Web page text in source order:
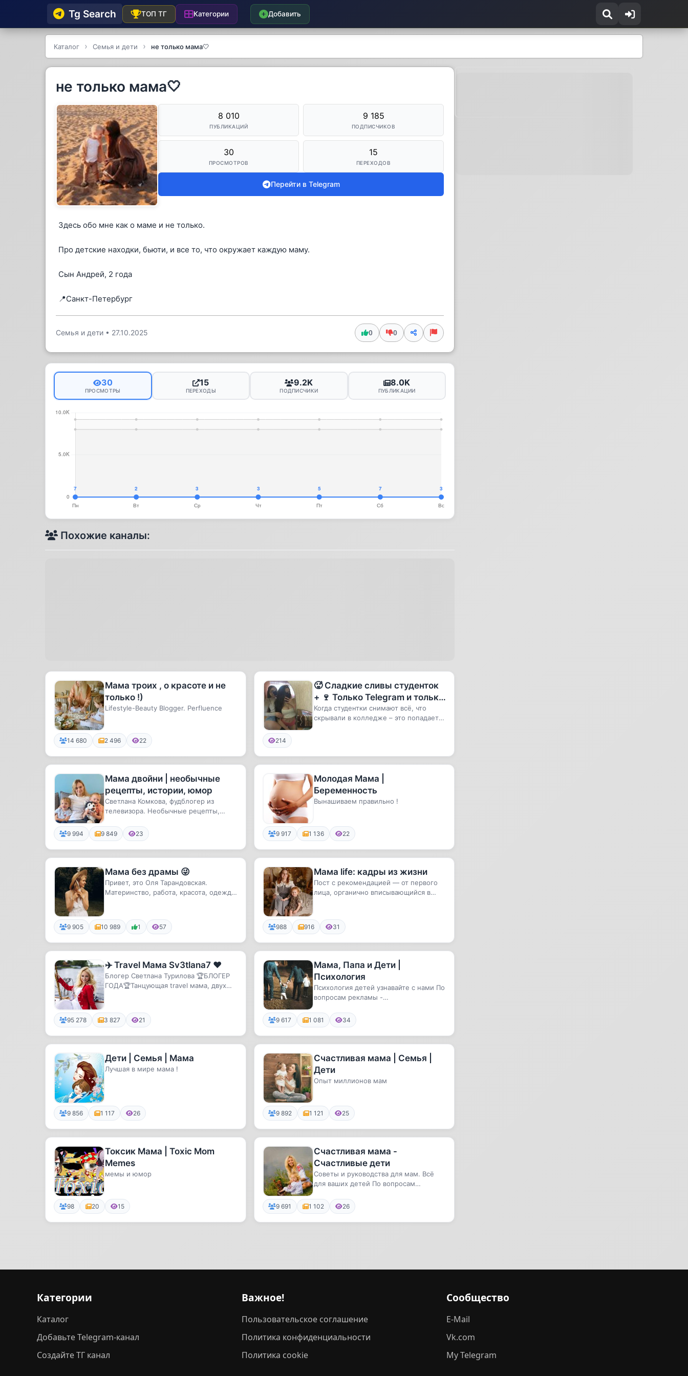
Tg Searсh ТОП ТГ Категории Добавить
Каталог Семья и дети не только мама🤍
не только мама🤍
8 010
ПУБЛИКАЦИЙ
9 185
ПОДПИСЧИКОВ
30
ПРОСМОТРОВ
15
ПЕРЕХОДОВ
Перейти в Telegram
Здесь обо мне как о маме и не только.
Про детские находки, бьюти, и все то, что окружает каждую маму.
Сын Андрей, 2 года
📍Санкт-Петербург
Семья и дети • 27.10.2025 0 0
30
ПРОСМОТРЫ
15
ПЕРЕХОДЫ
9.2K
ПОДПИСЧИКИ
8.0K
ПУБЛИКАЦИИ
Похожие каналы:
Мама троих , о красоте и не
только !)
Lifestyle-Beauty Blogger. Perfluence
14 680 2 496 22
🥵 Сладкие сливы студенток
+ 🍷 Только Telegram и только
приват
Когда студентки снимают всё, что
скрывали в колледже – это попадает
214
Мама двойни | необычные
рецепты, истории, юмор
Светлана Комкова, фудблогер из
телевизора. Необычные рецепты,
обще...
9 994 9 849 23
Молодая Мама |
Беременность
Вынашиваем правильно !
9 917 1 136 22
Мама без драмы 😜
Привет, это Оля Тарандовская.
Материнство, работа, красота, одежда,
9 905 10 989 1 57
Мама life: кадры из жизни
Пост с рекомендацией — от первого
лица, органично вписывающийся в
988 916 31
✈️ Travel Мама Sv3tlana7 ❤️
Блогер Светлана Турилова 🏆БЛОГЕР
ГОДА🏆Танцующая travel мама, двух
95 278 3 827 21
Мама, Папа и Дети |
Психология
Психология детей узнавайте с нами По
вопросам рекламы -
9 617 1 081 34
Дети | Семья | Мама
Лучшая в мире мама !
9 856 1 117 26
Счастливая мама | Семья |
Дети
Опыт миллионов мам
9 892 1 121 25
Токсик Мама | Toxic Mom
Memes
мемы и юмор
98 20 15
Счастливая мама -
Счастливые дети
Советы и руководства для мам. Всё
для ваших детей По вопросам
9 691 1 102 26
Категории
Каталог
Добавьте Telegram-канал
Создайте ТГ канал
Важное!
Пользовательское соглашение
Политика конфиденциальности
Политика cookie
Сообщество
E-Mail
Vk.com
My Telegram